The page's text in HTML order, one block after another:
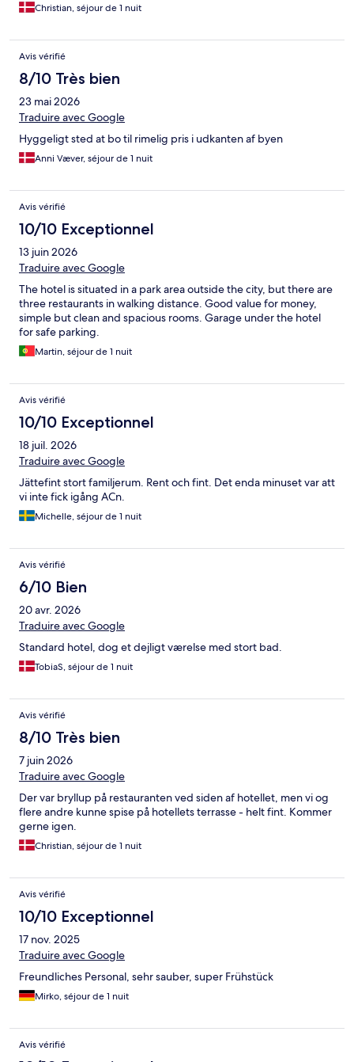
Christian, séjour de 1 nuit
Avis vérifié
8/10 Très bien
23 mai 2026
Traduire avec Google
Hyggeligt sted at bo til rimelig pris i udkanten af byen
Anni Væver, séjour de 1 nuit
Avis vérifié
10/10 Exceptionnel
13 juin 2026
Traduire avec Google
The hotel is situated in a park area outside the city, but there are
three restaurants in walking distance. Good value for money,
simple but clean and spacious rooms. Garage under the hotel
for safe parking.
Martin, séjour de 1 nuit
Avis vérifié
10/10 Exceptionnel
18 juil. 2026
Traduire avec Google
Jättefint stort familjerum. Rent och fint. Det enda minuset var att
vi inte fick igång ACn.
Michelle, séjour de 1 nuit
Avis vérifié
6/10 Bien
20 avr. 2026
Traduire avec Google
Standard hotel, dog et dejligt værelse med stort bad.
TobiaS, séjour de 1 nuit
Avis vérifié
8/10 Très bien
7 juin 2026
Traduire avec Google
Der var bryllup på restauranten ved siden af hotellet, men vi og
flere andre kunne spise på hotellets terrasse - helt fint. Kommer
gerne igen.
Christian, séjour de 1 nuit
Avis vérifié
10/10 Exceptionnel
17 nov. 2025
Traduire avec Google
Freundliches Personal, sehr sauber, super Frühstück
Mirko, séjour de 1 nuit
Avis vérifié